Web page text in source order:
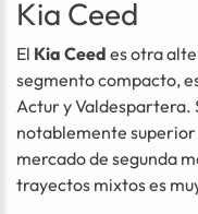
Kia Ceed
El Kia Ceed es otra
segmento compacto,
Actur y Valdespartera.
notablemente superior
mercado de segunda
trayectos mixtos es